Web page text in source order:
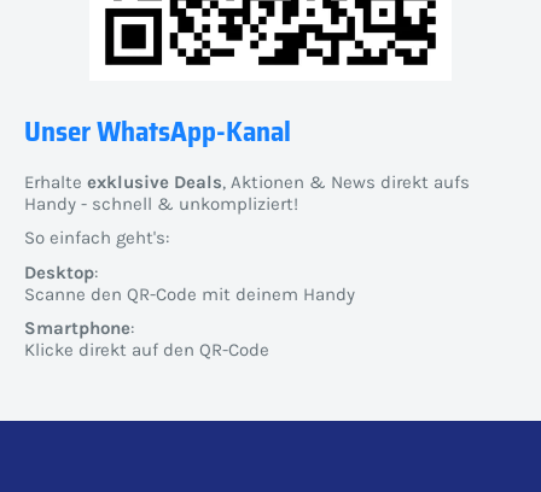
Unser WhatsApp-Kanal
Erhalte exklusive Deals, Aktionen & News direkt aufs
Handy - schnell & unkompliziert!
So einfach geht's:
Desktop:
Scanne den QR-Code mit deinem Handy
Smartphone:
Klicke direkt auf den QR-Code